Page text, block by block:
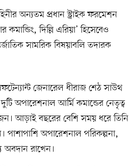
অন্যতম প্রধান স্ট্রাইক ফরমেশন
দিল্লি এরিয়া’ হিসেবেও
সামরিক বিষয়াবলি তদারক
জেনারেল ধীরাজ শেঠ সাউথ
অপারেশনাল আর্মি কমান্ডের নেতৃত্ব
আড়াই বছরের বেশি সময় ধরে তিনি
পাশাপাশি অপারেশনাল পরিকল্পনা,
অবদান রাখেন।